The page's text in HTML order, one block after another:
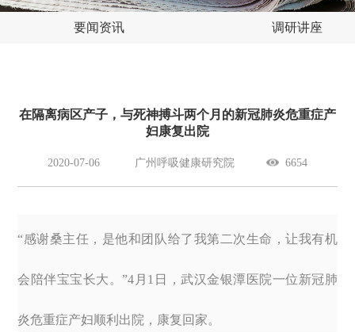
要闻资讯 调研讲座
在隔离病区产子，与死神搏斗两个月的新冠肺炎危重症产
妇康复出院
2020-07-06 广州呼吸健康研究院 6654
“感谢桑主任，是他和团队给了我第二次生命，让我有机
会陪伴宝宝长大。”4月1日，武汉金银潭医院一位新冠肺
炎危重症产妇顺利出院，康复回家。